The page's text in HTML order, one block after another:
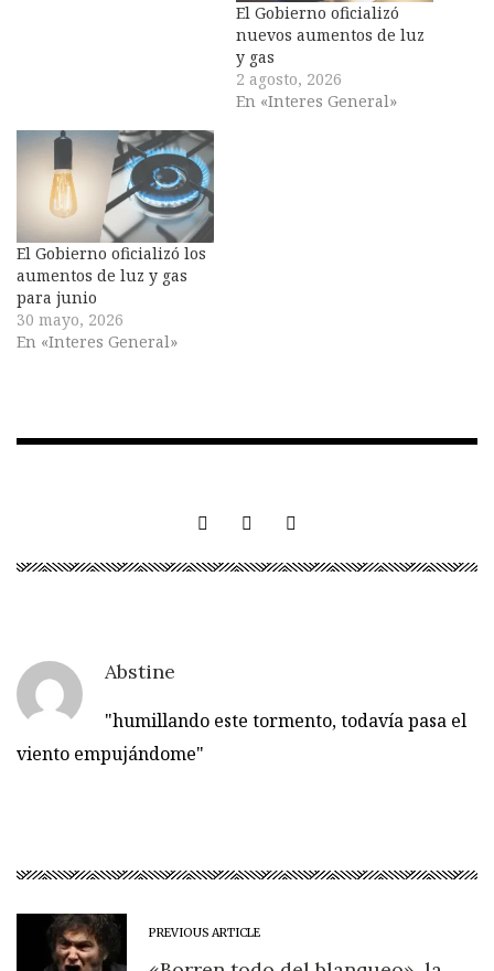
El Gobierno oficializó
nuevos aumentos de luz
y gas
2 agosto, 2026
En «Interes General»
El Gobierno oficializó los
aumentos de luz y gas
para junio
30 mayo, 2026
En «Interes General»
Abstine
"humillando este tormento, todavía pasa el
viento empujándome"
PREVIOUS ARTICLE